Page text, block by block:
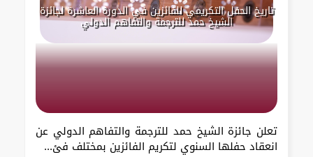
تاريخ الحفل التكريمي للفائزين في الدورة العاشرة لجائزة
الشيخ حمد للترجمة والتفاهم الدولي
تعلن جائزة الشيخ حمد للترجمة والتفاهم الدولي عن
انعقاد حفلها السنوي لتكريم الفائزين بمختلف فئ...